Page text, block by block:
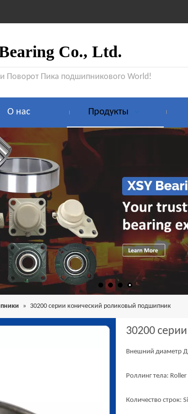
Co., Ltd.
Поворот Пика подшипникового World!
О нас Продукты
» 30200 серии конический роликовый подшипник
30200
Внешний диаметр
Роллинг тела: Roller
Количество строк: